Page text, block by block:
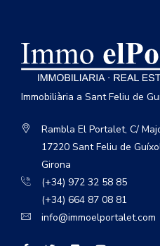
Immobiliària a Sant Feliu de
Rambla El Portalet, C/
17220 Sant Feliu de
Girona
(+34) 972 32 58 85
(+34) 664 87 08 81
info@immoelportalet.com